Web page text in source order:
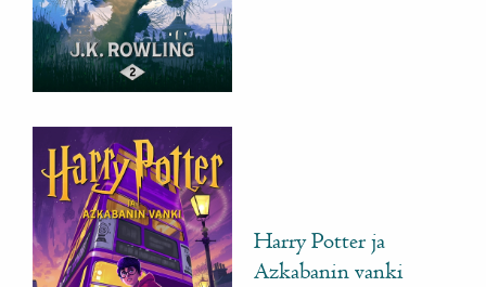
Harry Potter ja
Azkabanin vanki